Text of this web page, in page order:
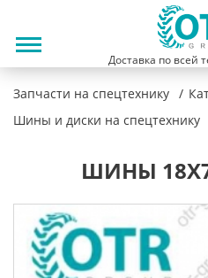
Доставка по всей
Запчасти на спецтехнику
Шины и диски на спецтехнику
ШИНЫ